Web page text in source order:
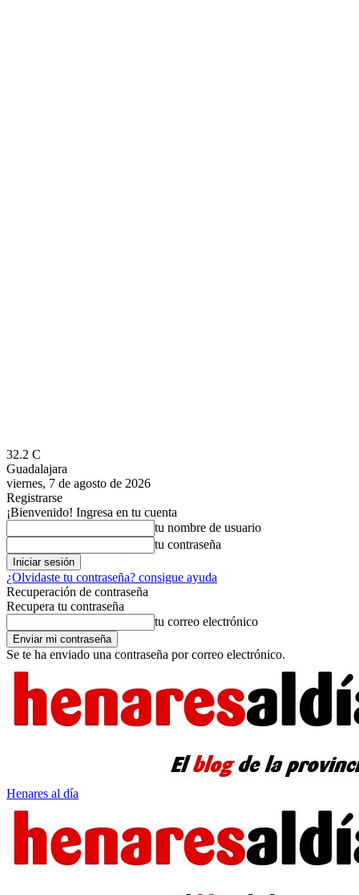
32.2 C
Guadalajara
viernes, 7 de agosto de 2026
Registrarse
¡Bienvenido! Ingresa en tu cuenta
tu nombre de usuario
tu contraseña
¿Olvidaste tu contraseña? consigue ayuda
Recuperación de contraseña
Recupera tu contraseña
tu correo electrónico
Se te ha enviado una contraseña por correo electrónico.
Henares al día